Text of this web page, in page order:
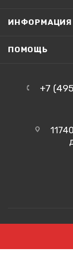
ИНФОРМАЦИЯ
ПОМОЩЬ
+7